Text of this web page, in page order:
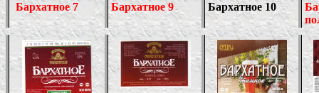
Бархатное 7 Бархатное 9 Бархатное 10